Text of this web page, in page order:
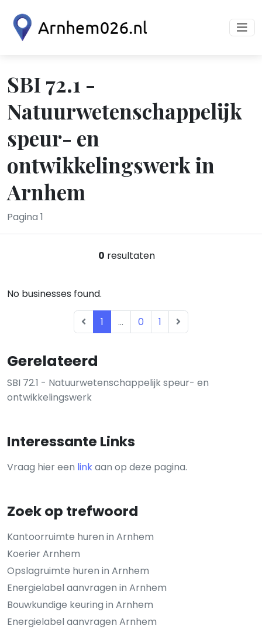
SBI 72.1 -
Natuurwetenschappelijk
speur- en
ontwikkelingswerk in
Arnhem
Pagina 1
Gerelateerd
SBI 72.1 - Natuurwetenschappelijk speur- en
ontwikkelingswerk
Interessante Links
Vraag hier een linkaan op deze pagina.
Zoek op trefwoord
Kantoorruimte huren in Arnhem
Koerier Arnhem
Opslagruimte huren in Arnhem
Energielabel aanvragen in Arnhem
Bouwkundige keuring in Arnhem
Energielabel aanvragen Arnhem
0 resultaten
No businesses found.
1 ... 0 1